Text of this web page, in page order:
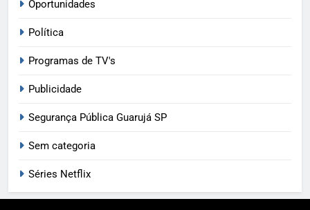
Oportunidades
Política
Programas de TV's
Publicidade
Segurança Pública Guarujá SP
Sem categoria
Séries Netflix